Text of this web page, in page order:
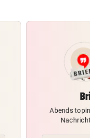
Abends